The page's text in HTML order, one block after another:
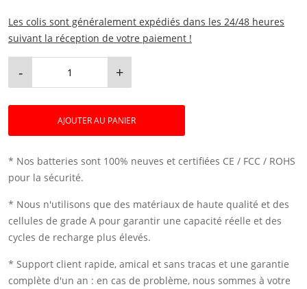
Les colis sont généralement expédiés dans les 24/48 heures
suivant la réception de votre paiement !
- +
AJOUTER AU PANIER
* Nos batteries sont 100% neuves et certifiées CE / FCC / ROHS
pour la sécurité.
* Nous n'utilisons que des matériaux de haute qualité et des
cellules de grade A pour garantir une capacité réelle et des
cycles de recharge plus élevés.
* Support client rapide, amical et sans tracas et une garantie
complète d'un an : en cas de problème, nous sommes à votre